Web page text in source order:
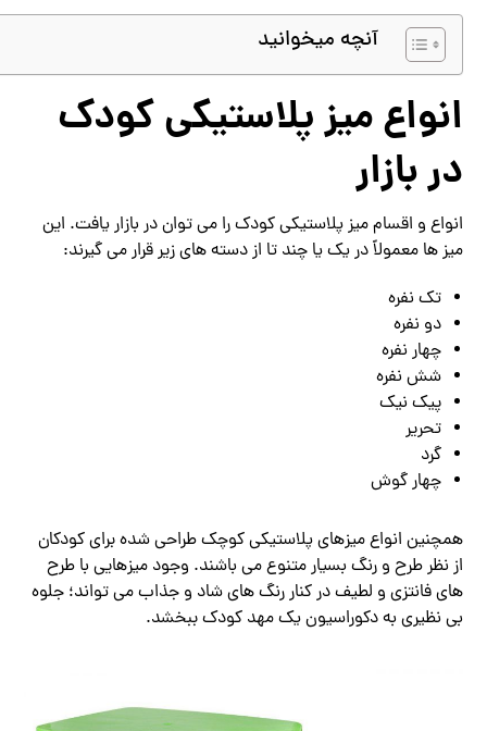
آنچه میخوانید
انواع میز پلاستیکی کودک
در بازار
انواع و اقسام میز پلاستیکی کودک را می توان در بازار یافت. این
میز ها معمولاً در یک یا چند تا از دسته های زیر قرار می گیرند:
تک نفره
دو نفره
چهار نفره
شش نفره
پیک نیک
تحریر
گرد
چهار گوش
همچنین انواع میزهای پلاستیکی کوچک طراحی شده برای کودکان
از نظر طرح و رنگ بسیار متنوع می باشند. وجود میزهایی با طرح
های فانتزی و لطیف در کنار رنگ های شاد و جذاب می تواند؛ جلوه
بی نظیری به دکوراسیون یک مهد کودک ببخشد.